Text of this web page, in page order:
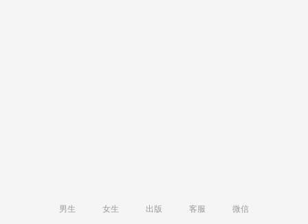
男生 女生 出版 客服
微信